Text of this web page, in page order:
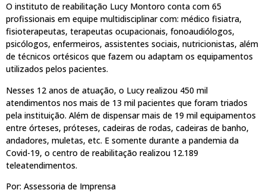
O instituto de reabilitação Lucy Montoro conta com 65
profissionais em equipe multidisciplinar com: médico fisiatra,
fisioterapeutas, terapeutas ocupacionais, fonoaudiólogos,
psicólogos, enfermeiros, assistentes sociais, nutricionistas, além
de técnicos ortésicos que fazem ou adaptam os equipamentos
utilizados pelos pacientes.
Nesses 12 anos de atuação, o Lucy realizou 450 mil
atendimentos nos mais de 13 mil pacientes que foram triados
pela instituição. Além de dispensar mais de 19 mil equipamentos
entre órteses, próteses, cadeiras de rodas, cadeiras de banho,
andadores, muletas, etc. E somente durante a pandemia da
Covid-19, o centro de reabilitação realizou 12.189
teleatendimentos.
Por: Assessoria de Imprensa